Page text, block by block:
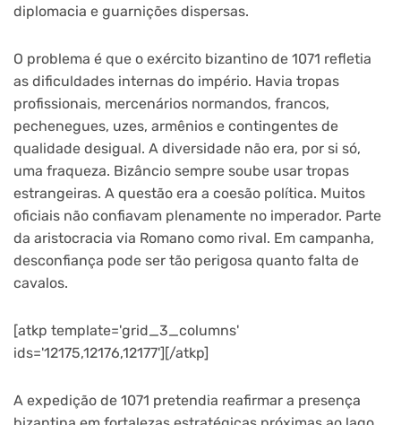
diplomacia e guarnições dispersas.
O problema é que o exército bizantino de 1071 refletia
as dificuldades internas do império. Havia tropas
profissionais, mercenários normandos, francos,
pechenegues, uzes, armênios e contingentes de
qualidade desigual. A diversidade não era, por si só,
uma fraqueza. Bizâncio sempre soube usar tropas
estrangeiras. A questão era a coesão política. Muitos
oficiais não confiavam plenamente no imperador. Parte
da aristocracia via Romano como rival. Em campanha,
desconfiança pode ser tão perigosa quanto falta de
cavalos.
[atkp template='grid_3_columns'
ids='12175,12176,12177'][/atkp]
A expedição de 1071 pretendia reafirmar a presença